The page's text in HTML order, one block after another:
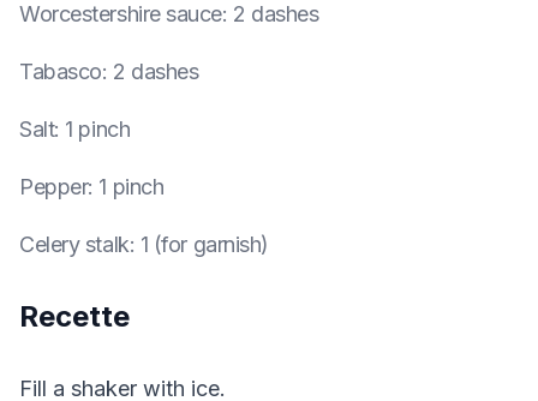
Worcestershire sauce: 2 dashes
Tabasco: 2 dashes
Salt: 1 pinch
Pepper: 1 pinch
Celery stalk: 1 (for garnish)
Recette
Fill a shaker with ice.